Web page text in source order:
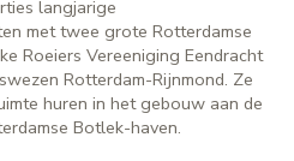
langjarige
met twee grote Rotterdamse
Roeiers Vereeniging Eendracht
Rotterdam-Rijnmond. Ze
huren in het gebouw aan de
Botlek-haven.